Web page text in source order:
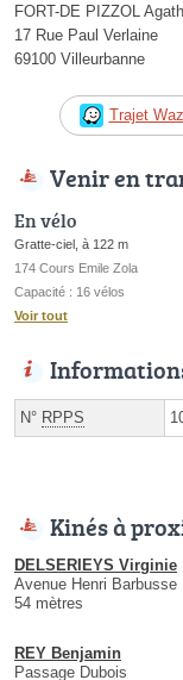
FORT-DE PIZZOL
17 Rue Paul Verlaine
69100 Villeurbanne
Trajet
Venir en
En vélo
Gratte-ciel, à 122 m
174 Cours Emile Zola
Capacité : 16 vélos
Voir tout
N° RPPS
Kinés à
DELSERIEYS Virginie
Avenue Henri Barbusse
54 mètres
REY Benjamin
Passage Dubois